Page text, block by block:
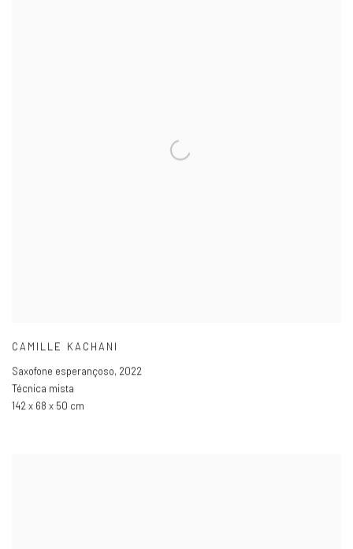
CAMILLE KACHANI
Saxofone esperançoso, 2022
Técnica mista
142 x 68 x 50 cm